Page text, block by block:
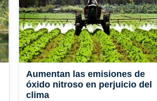
Aumentan las emisiones de
óxido nitroso en perjuicio del
clima